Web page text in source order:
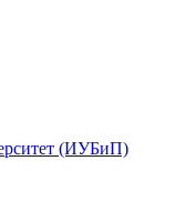
(ИУБиП)